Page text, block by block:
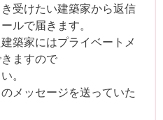
受けたい建築家から返信
ルで届きます。
築家にはプライベートメ
ますので
。
メッセージを送っていた